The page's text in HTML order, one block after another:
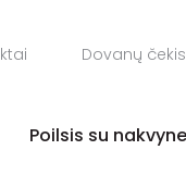
Dovanų čekis
Poilsis su nakvyne